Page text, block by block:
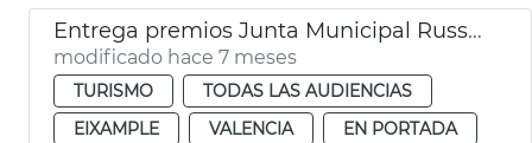
Entrega premios Junta Municipal Russafa 2025
modificado hace 7 meses
TURISMO
TODAS LAS AUDIENCIAS
EIXAMPLE
VALENCIA
EN PORTADA